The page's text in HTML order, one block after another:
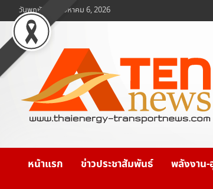
to
content
วันพฤหัสบดี, สิงหาคม 6, 2026
www.ten-
หน้าแรก ข่าวประชาสัมพันธ์ พลังงาน-